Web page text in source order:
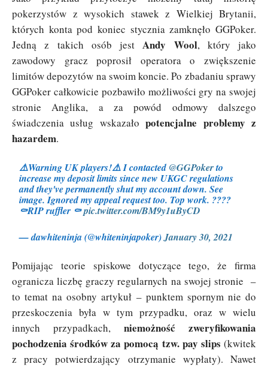
pokerzystów z wysokich stawek z Wielkiej Brytanii,
których konta pod koniec stycznia zamknęło GGPoker.
Jedną z takich osób jestAndy Wool, który jako
zawodowy gracz poprosił operatora o zwiększenie
limitów depozytów na swoim koncie. Po zbadaniu sprawy
GGPoker całkowicie pozbawiło możliwości gry na swojej
stronie Anglika, a za powód odmowy dalszego
świadczenia usług wskazałopotencjalne problemy z
hazardem.
⚠️Warning UK players!⚠️ I contacted@GGPokerto
increase my deposit limits since new UKGC regulations
and they've permanently shut my account down. See
image. Ignored my appeal request too. Top work. ????
⚰️RIP ruffler ⚰️pic.twitter.com/BM9y1uByCD
— dawhiteninja (@whiteninjapoker)January 30, 2021
Pomijając teorie spiskowe dotyczące tego, że firma
ogranicza liczbę graczy regularnych na swojej stronie –
to temat na osobny artykuł – punktem spornym nie do
przeskoczenia była w tym przypadku, oraz w wielu
innych przypadkach, niemożność zweryfikowania
pochodzenia środków za pomocą tzw. pay slips (kwitek
z pracy potwierdzający otrzymanie wypłaty). Nawet